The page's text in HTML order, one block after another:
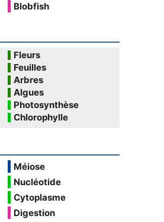
Blobfish
Fleurs
Feuilles
Arbres
Algues
Photosynthèse
Chlorophylle
Méiose
Nucléotide
Cytoplasme
Digestion